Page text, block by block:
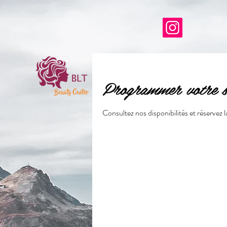
Programmer votre
Consultez nos disponibilités et